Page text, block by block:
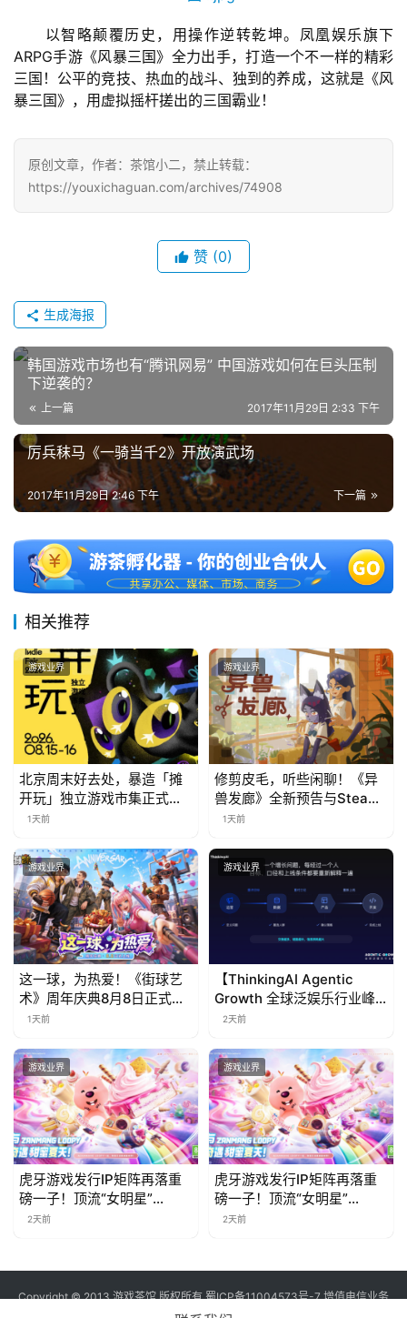
5
第
十
金
茶
奖
月
3
0
日
游
茶
接
会
上
海
站
中
文
(
中
国
)
以智略颠覆历史，用操作逆转乾坤。凤凰娱乐旗下
ARPG手游《风暴三国》全力出手，打造一个不一样的精彩
三国！公平的竞技、热血的战斗、独到的养成，这就是《风
暴三国》，用虚拟摇杆搓出的三国霸业！
原创文章，作者：茶馆小二，禁止转载：
https://youxichaguan.com/archives/74908
赞 (0)
生成海报
韩国游戏市场也有“腾讯网易” 中国游戏如何在巨头压制
下逆袭的？
上一篇 2017年11月29日 2:33 下午
厉兵秣马《一骑当千2》开放演武场
下一篇
2017年11月29日 2:46 下午
相关推荐
游戏业界
北京周末好去处，暴造「摊
开玩」独立游戏市集正式开
票！
1天前
游戏业界
修剪皮毛，听些闲聊！《异
兽发廊》全新预告与Steam
免费试玩公开
1天前
游戏业界
这一球，为热爱！《街球艺
术》周年庆典8月8日正式上
线，多重福利与全新内容同
1天前
游戏业界
【ThinkingAI Agentic
Growth 全球泛娱乐行业峰
会】Agent 时代，人到底负
2天前
游戏业界
虎牙游戏发行IP矩阵再落重
磅一子！顶流“女明星”
ZANMANG LOOPY 正版3D
2天前
游戏业界
虎牙游戏发行IP矩阵再落重
磅一子！顶流“女明星”
ZANMANG LOOPY 正版3D
2天前
Copyright © 2013 游戏茶馆 版权所有蜀ICP备11004573号-7增值电信业务
经营许可证 川B2-20170060号